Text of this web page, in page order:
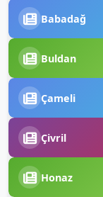
Babadağ
Buldan
Çameli
Çivril
Honaz